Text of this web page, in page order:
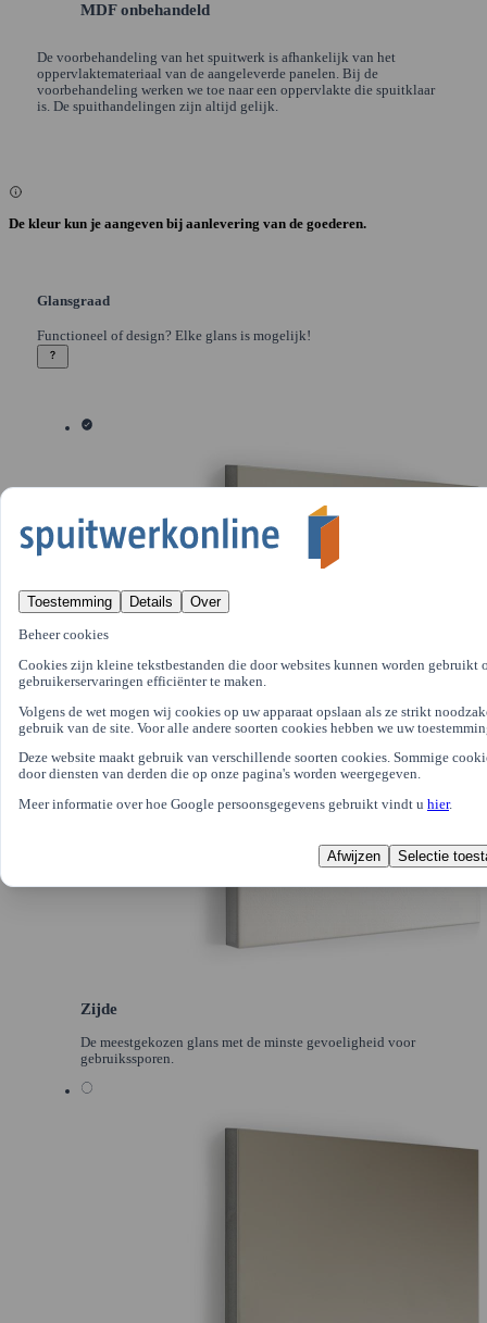
MDF onbehandeld
De voorbehandeling van het spuitwerk is afhankelijk van het
oppervlaktemateriaal van de aangeleverde panelen. Bij de
voorbehandeling werken we toe naar een oppervlakte die spuitklaar
is. De spuithandelingen zijn altijd gelijk.
De kleur kun je aangeven bij aanlevering van de goederen.
Glansgraad
Functioneel of design? Elke glans is mogelijk!
Zijde
De meestgekozen glans met de minste gevoeligheid voor
gebruikssporen.
Toestemming Details Over
Beheer cookies
Cookies zijn kleine tekstbestanden die door websites kunnen worden gebruikt
gebruikerservaringen efficiënter te maken.
Volgens de wet mogen wij cookies op uw apparaat opslaan als ze strikt
gebruik van de site. Voor alle andere soorten cookies hebben we uw
Deze website maakt gebruik van verschillende soorten cookies. Sommige
door diensten van derden die op onze pagina's worden weergegeven.
Meer informatie over hoe Google persoonsgegevens gebruikt vindt u hier.
Afwijzen Selectie